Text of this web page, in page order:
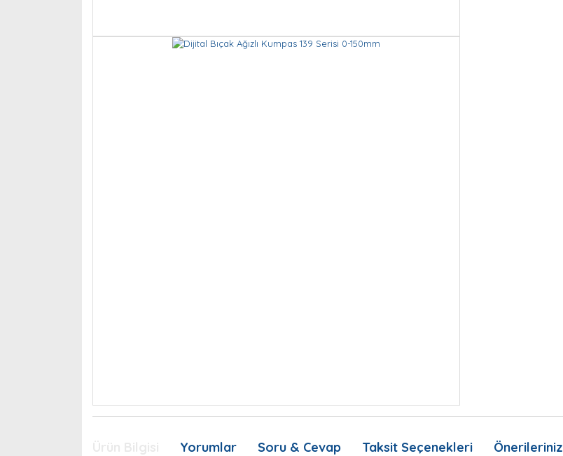
Yorumlar Soru & Cevap Taksit Seçenekleri Önerileriniz